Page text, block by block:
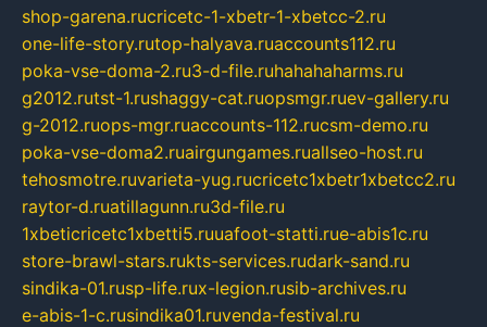
shop-garena.rucricetc-1-xbetr-1-xbetcc-2.ru
one-life-story.rutop-halyava.ruaccounts112.ru
poka-vse-doma-2.ru3-d-file.ruhahahaharms.ru
g2012.rutst-1.rushaggy-cat.ruopsmgr.ruev-gallery.ru
g-2012.ruops-mgr.ruaccounts-112.rucsm-demo.ru
poka-vse-doma2.ruairgungames.ruallseo-host.ru
tehosmotre.ruvarieta-yug.rucricetc1xbetr1xbetcc2.ru
raytor-d.ruatillagunn.ru3d-file.ru
1xbeticricetc1xbetti5.ruuafoot-statti.rue-abis1c.ru
store-brawl-stars.rukts-services.rudark-sand.ru
sindika-01.rusp-life.rux-legion.rusib-archives.ru
e-abis-1-c.rusindika01.ruvenda-festival.ru